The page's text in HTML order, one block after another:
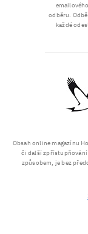
Obsah online magazínu
či další
způsobem, je bez
odběru.
každé